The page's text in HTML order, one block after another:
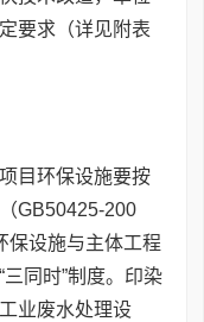
要求（详见附表
目环保设施要按
GB50425-200
保设施与主体工程
同时”制度。印染
业废水处理设